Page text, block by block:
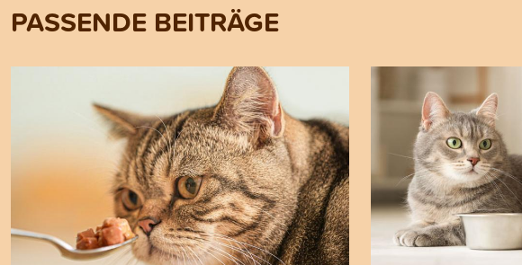
PASSENDE BEITRÄGE